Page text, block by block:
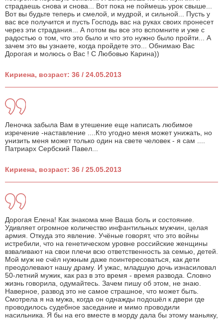
страдаешь снова и снова... Вот пока не поймешь урок свыше...
Вот вы будьте теперь и смелой, и мудрой, и сильной... Пусть у
вас все получится и пусть Господь вас на руках своих пронесет
через эти страдания... А потом вы все это вспомните и уже с
радостью о том, что это было и что это нужно было пройти... А
зачем это вы узнаете, когда пройдете это... Обнимаю Вас
Дорогая и молюсь о Вас ! С Любовью Карина))
Кириена, возраст: 36 / 24.05.2013
Леночка забыла Вам в утешение еще написать любимое
изречение -наставление ....Кто угодно меня может унижать, но
унизить меня может только один на свете человек - я сам ....
Патриарх Сербский Павел...
Кириена, возраст: 36 / 25.05.2013
Дорогая Елена! Как знакома мне Ваша боль и состояние.
Удивляет огромное количество инфантильных мужчин, целая
армия. Откуда это явление. Учёные говорят, что это войны
истребили, что на генетическом уровне российские женщины
взваливают на свои плечи всю ответственность за семью, детей.
Мой муж не счёл нужным даже поинтересоваться, как дети
преодолевают нашу драму. И ужас, младшую дочь изнасиловал
50-летний мужик, как раз в это время - время развода. Словно
жизнь говорила, одумайтесь. Зачем пишу об этом, не знаю.
Наверное, развод это не самое страшное, что может быть.
Смотрела я на мужа, когда он однажды подошёл к двери где
проводилось судебное заседание и мимо проводили
насильника. Я бы на его вместе в морду дала бы этому маньяку,